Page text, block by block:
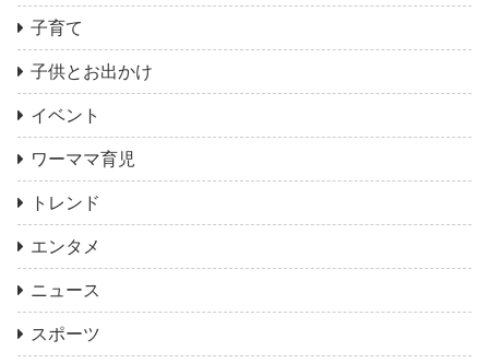
子育て
子供とお出かけ
イベント
ワーママ育児
トレンド
エンタメ
ニュース
スポーツ